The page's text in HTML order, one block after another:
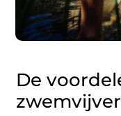
De
zwemvijver